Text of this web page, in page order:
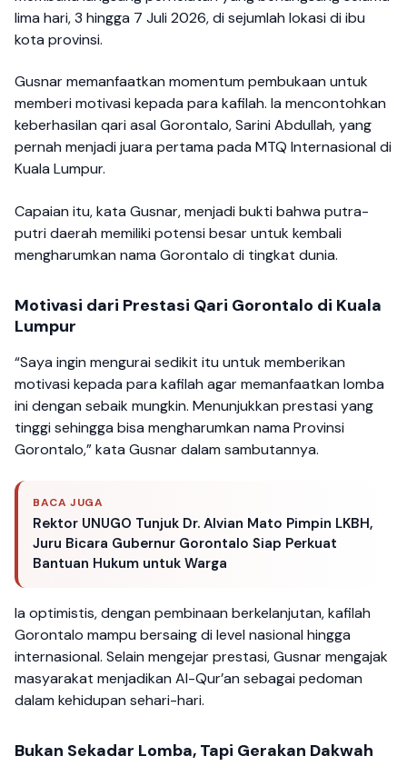
lima hari, 3 hingga 7 Juli 2026, di sejumlah lokasi di ibu
kota provinsi.
Gusnar memanfaatkan momentum pembukaan untuk
memberi motivasi kepada para kafilah. Ia mencontohkan
keberhasilan qari asal Gorontalo, Sarini Abdullah, yang
pernah menjadi juara pertama pada MTQ Internasional di
Kuala Lumpur.
Capaian itu, kata Gusnar, menjadi bukti bahwa putra-
putri daerah memiliki potensi besar untuk kembali
mengharumkan nama Gorontalo di tingkat dunia.
Motivasi dari Prestasi Qari Gorontalo di Kuala
Lumpur
“Saya ingin mengurai sedikit itu untuk memberikan
motivasi kepada para kafilah agar memanfaatkan lomba
ini dengan sebaik mungkin. Menunjukkan prestasi yang
tinggi sehingga bisa mengharumkan nama Provinsi
Gorontalo,” kata Gusnar dalam sambutannya.
BACA JUGA
Rektor UNUGO Tunjuk Dr. Alvian Mato Pimpin LKBH,
Juru Bicara Gubernur Gorontalo Siap Perkuat
Bantuan Hukum untuk Warga
Ia optimistis, dengan pembinaan berkelanjutan, kafilah
Gorontalo mampu bersaing di level nasional hingga
internasional. Selain mengejar prestasi, Gusnar mengajak
masyarakat menjadikan Al-Qur’an sebagai pedoman
dalam kehidupan sehari-hari.
Bukan Sekadar Lomba, Tapi Gerakan Dakwah